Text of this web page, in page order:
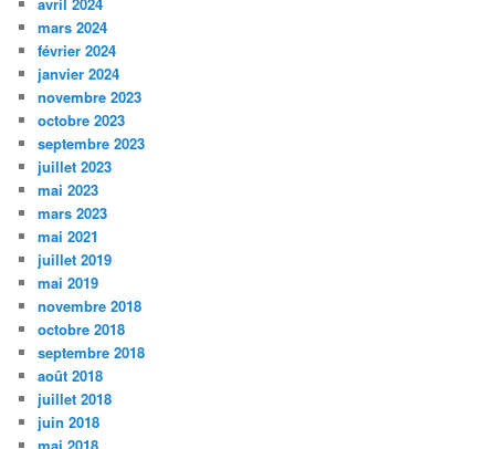
mars 2024
février 2024
janvier 2024
novembre 2023
octobre 2023
septembre 2023
juillet 2023
mai 2023
mars 2023
mai 2021
juillet 2019
mai 2019
novembre 2018
octobre 2018
septembre 2018
août 2018
juillet 2018
juin 2018
mai 2018